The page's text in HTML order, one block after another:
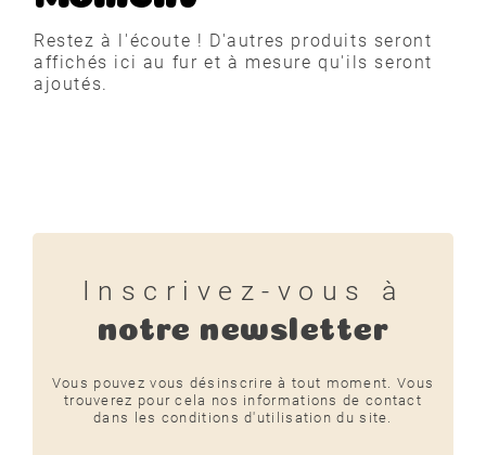
Restez à l'écoute ! D'autres produits seront
affichés ici au fur et à mesure qu'ils seront
ajoutés.
Inscrivez-vous à
notre newsletter
Vous pouvez vous désinscrire à tout moment. Vous
trouverez pour cela nos informations de contact
dans les conditions d'utilisation du site.